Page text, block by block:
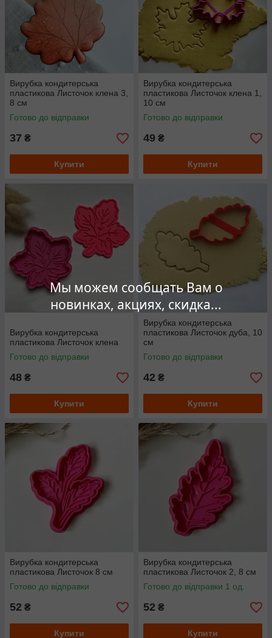
Мы можем сообщать Вам о
новинках, акциях, скидка...
Вирубка кондитерська
пластикова Листочок клена 3,
8 см
Готово до відправки
37 ₴
Купити
Вирубка кондитерська
пластикова Листочок клена 1,
10 см
Готово до відправки
49 ₴
Купити
Вирубка кондитерська
пластикова Листочок клена
Готово до відправки
48 ₴
Купити
Вирубка кондитерська
пластикова Листочок дуба, 10
см
Готово до відправки
42 ₴
Купити
Вирубка кондитерська
пластикова Листочок 8 см
Готово до відправки
52 ₴
Купити
Вирубка кондитерська
пластикова Листочок 2, 8 см
Готово до відправки 1 од.
52 ₴
Купити